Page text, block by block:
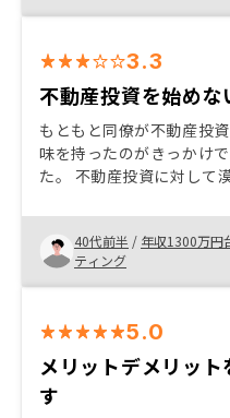
3.3
不動産投資を始め
もともと同僚が不動産投
味を持ったのがきっかけ
た。 不動産投資に対して
ったのですが、話を聞く
も変わってきました。 不
ませんでした。 まだ始
期待です。 オーナーズアプリで物件の読み込みが遅い。
体感5秒ほど。
40代前半 / 年収1300万円
ティング
5.0
メリットデメリッ
す